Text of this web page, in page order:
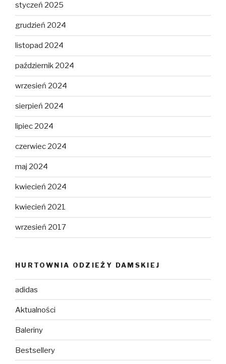
styczeń 2025
grudzień 2024
listopad 2024
październik 2024
wrzesień 2024
sierpień 2024
lipiec 2024
czerwiec 2024
maj 2024
kwiecień 2024
kwiecień 2021
wrzesień 2017
HURTOWNIA ODZIEŻY DAMSKIEJ
adidas
Aktualności
Baleriny
Bestsellery